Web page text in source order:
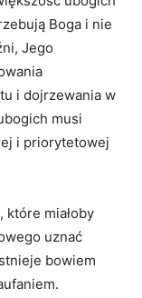
Boga i nie
Jego
i dojrzewania w
musi
i priorytetowej
, które miałoby
uznać
bowiem